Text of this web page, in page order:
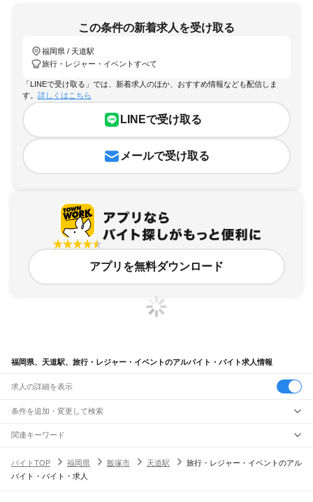
この条件の新着求人を受け取る
福岡県 / 天道駅
旅行・レジャー・イベントすべて
「LINEで受け取る」では、新着求人のほか、おすすめ情報なども配信しま
す。 詳しくはこちら
LINEで受け取る
メールで受け取る
アプリを無料ダウンロード
福岡県、天道駅、旅行・レジャー・イベントのアルバイト・バイト求人情報
求人の詳細を表示
条件を追加・変更して検索
市区町村を追加・変更
福岡県すべて
北九州市 すべて
駅を追加・変更
職種を追加・変更
関連キーワード
バイトTOP
福岡県 飯塚市 天道駅
旅行・レジャー・イベントのアル
バイト・バイト・求人